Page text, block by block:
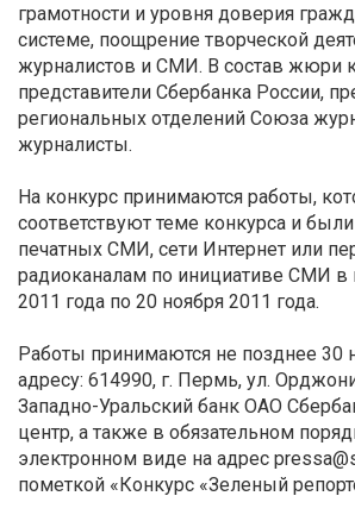
грамотности и уровня доверия
системе, поощрение творческой
журналистов и СМИ. В состав жюри
представители Сбербанка России,
региональных отделений Союза
журналисты.
На конкурс принимаются работы,
соответствуют теме конкурса и
печатных СМИ, сети Интернет или
радиоканалам по инициативе СМИ в
2011 года по 20 ноября 2011 года.
Работы принимаются не позднее 30
адресу: 614990, г. Пермь, ул.
Западно-Уральский банк ОАО
центр, а также в обязательном
электронном виде на адрес
пометкой «Конкурс «Зеленый